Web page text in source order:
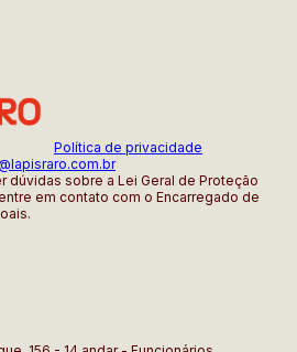
Política de privacidade
dúvidas sobre a Lei Geral de Proteção
em contato com o Encarregado de